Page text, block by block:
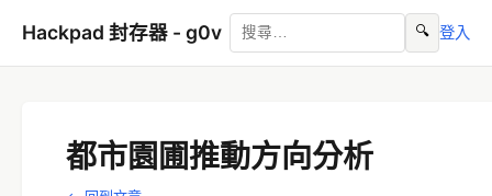
Hackpad 封存器 - g0v 🔍 登入
都市園圃推動方向分析